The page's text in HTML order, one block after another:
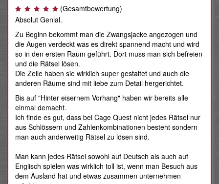
(Gesamtbewertung)
Absolut Genial.
Zu Beginn bekommt man die Zwangsjacke angezogen und
die Augen verdeckt was es direkt spannend macht und wird
so in den ersten Raum geführt. Dort muss man sich befreien
und die Rätsel lösen.
Die Zelle haben sie wirklich super gestaltet und auch die
anderen Räume sind mit liebe zum Detail hergerichtet.
Bis auf "Hinter eisernem Vorhang" haben wir bereits alle
einmal demacht.
Ich finde es gut, dass bei Cage Quest nicht jedes Rätsel nur
aus Schlössern und Zahlenkombinationen besteht sondern
man auch anderweitig Rätsel zu lösen sind.
Man kann jedes Rätsel sowohl auf Deutsch als auch auf
Englisch spielen was wirklich toll ist, wenn man Besuch aus
dem Ausland hat und etwas zusammen unternehmen